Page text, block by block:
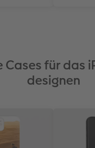
Cases für das
designen